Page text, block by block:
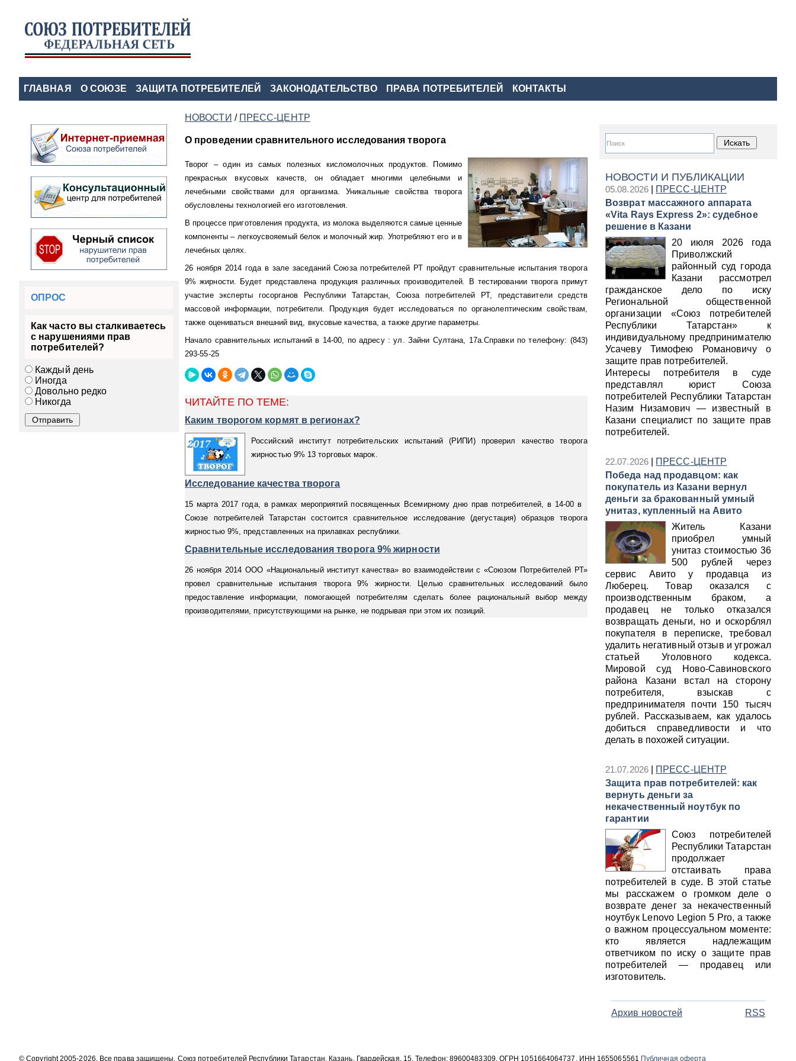
ГЛАВНАЯ О СОЮЗЕ ЗАЩИТА ПОТРЕБИТЕЛЕЙ ЗАКОНОДАТЕЛЬСТВО ПРАВА ПОТРЕБИТЕЛЕЙ КОНТАКТЫ
ОПРОС
Как часто вы сталкиваетесь
с нарушениями прав
потребителей?
Каждый день
Иногда
Довольно редко
Никогда
НОВОСТИ И ПУБЛИКАЦИИ
05.08.2026|
ПРЕСС-ЦЕНТР
Возврат массажного аппарата
«Vita Rays Express 2»: судебное
решение в Казани
20 июля 2026 года
Приволжский
районный суд города
Казани рассмотрел
гражданское дело по иску
Региональной общественной
организации «Союз потребителей
Республики Татарстан» к
индивидуальному предпринимателю
Усачеву Тимофею Романовичу о
защите прав потребителей.
Интересы потребителя в суде
представлял юрист Союза
потребителей Республики Татарстан
Назим Низамович — известный в
Казани специалист по защите прав
потребителей.
22.07.2026|
ПРЕСС-ЦЕНТР
Победа над продавцом: как
покупатель из Казани вернул
деньги за бракованный умный
унитаз, купленный на Авито
Житель Казани
приобрел умный
унитаз стоимостью 36
500 рублей через
сервис Авито у продавца из
Люберец. Товар оказался с
производственным браком, а
продавец не только отказался
возвращать деньги, но и оскорблял
покупателя в переписке, требовал
удалить негативный отзыв и угрожал
статьей Уголовного кодекса.
Мировой суд Ново-Савиновского
района Казани встал на сторону
потребителя, взыскав с
предпринимателя почти 150 тысяч
рублей. Рассказываем, как удалось
добиться справедливости и что
делать в похожей ситуации.
21.07.2026|
ПРЕСС-ЦЕНТР
Защита прав потребителей: как
вернуть деньги за
некачественный ноутбук по
гарантии
Союз потребителей
Республики Татарстан
продолжает
отстаивать права
потребителей в суде. В этой статье
мы расскажем о громком деле о
возврате денег за некачественный
ноутбук Lenovo Legion 5 Pro, а также
о важном процессуальном моменте:
кто является надлежащим
ответчиком по иску о защите прав
потребителей — продавец или
изготовитель.
Архив новостей RSS
НОВОСТИ / ПРЕСС-ЦЕНТР
О проведении сравнительного исследования творога
Творог – один из самых полезных кисломолочных продуктов. Помимо
прекрасных вкусовых качеств, он обладает многими целебными и
лечебными свойствами для организма. Уникальные свойства творога
обусловлены технологией его изготовления.
В процессе приготовления продукта, из молока выделяются самые ценные
компоненты – легкоусвояемый белок и молочный жир. Употребляют его и в
лечебных целях.
26 ноября 2014 года в зале заседаний Союза потребителей РТ пройдут сравнительные испытания творога
9% жирности. Будет представлена продукция различных производителей. В тестировании творога примут
участие эксперты госорганов Республики Татарстан, Союза потребителей РТ, представители средств
массовой информации, потребители. Продукция будет исследоваться по органолептическим свойствам,
также оцениваться внешний вид, вкусовые качества, а также другие параметры.
Начало сравнительных испытаний в 14-00, по адресу : ул. Зайни Султана, 17а.Справки по телефону: (843)
293-55-25
ЧИТАЙТЕ ПО ТЕМЕ:
Каким творогом кормят в регионах?
Российский институт потребительских испытаний (РИПИ) проверил качество творога
жирностью 9% 13 торговых марок.
Исследование качества творога
15 марта 2017 года, в рамках мероприятий посвященных Всемирному дню прав потребителей, в 14-00 в
Союзе потребителей Татарстан состоится сравнительное исследование (дегустация) образцов творога
жирностью 9%, представленных на прилавках республики.
Сравнительные исследования творога 9% жирности
26 ноября 2014 ООО «Национальный институт качества» во взаимодействии с «Союзом Потребителей РТ»
провел сравнительные испытания творога 9% жирности. Целью сравнительных исследований было
предоставление информации, помогающей потребителям сделать более рациональный выбор между
производителями, присутствующими на рынке, не подрывая при этом их позиций.
© Copyright 2005-2026. Все права защищены. Союз потребителей Республики Татарстан, Казань, Гвардейская, 15, Телефон: 89600483309, ОГРН 1051664064737, ИНН 1655065561 Публичная оферта